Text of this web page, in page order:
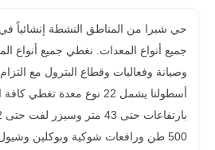
حي شبرا من المناطق النشطة إنشائياً
جميع أنواع المعدات. نغطي جميع أنواع
وصيانة وفعاليات وقطاع البترول مع
أسطولنا يشمل 22 نوع معدة
500 طن ورافعات شوكية وبوكلين